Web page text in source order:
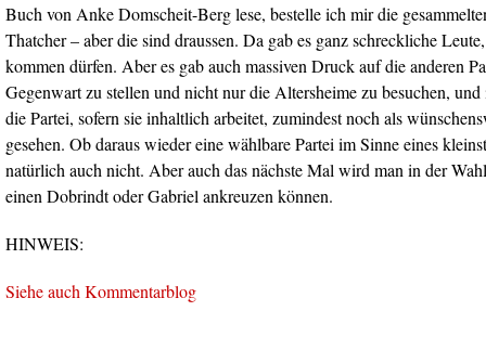
Buch von Anke Domscheit-Berg lese, bestelle ich mir die
Thatcher – aber die sind draussen. Da gab es ganz schreckliche
kommen dürfen. Aber es gab auch massiven Druck auf die anderen
Gegenwart zu stellen und nicht nur die Altersheime zu besuchen,
die Partei, sofern sie inhaltlich arbeitet, zumindest noch als
gesehen. Ob daraus wieder eine wählbare Partei im Sinne eines
natürlich auch nicht. Aber auch das nächste Mal wird man in der
einen Dobrindt oder Gabriel ankreuzen können.
HINWEIS:
Siehe auch Kommentarblog